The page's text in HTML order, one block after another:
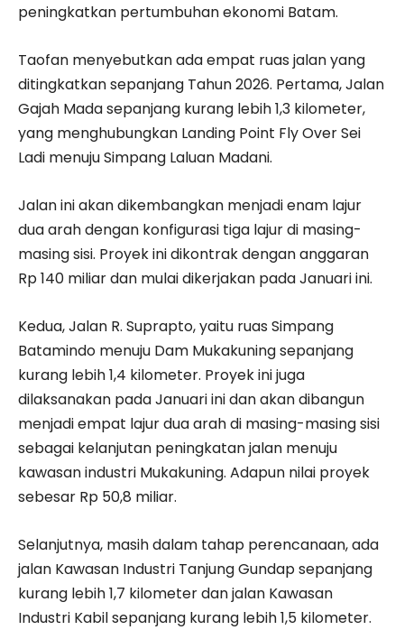
peningkatkan pertumbuhan ekonomi Batam.
Taofan menyebutkan ada empat ruas jalan yang
ditingkatkan sepanjang Tahun 2026. Pertama, Jalan
Gajah Mada sepanjang kurang lebih 1,3 kilometer,
yang menghubungkan Landing Point Fly Over Sei
Ladi menuju Simpang Laluan Madani.
Jalan ini akan dikembangkan menjadi enam lajur
dua arah dengan konfigurasi tiga lajur di masing-
masing sisi. Proyek ini dikontrak dengan anggaran
Rp 140 miliar dan mulai dikerjakan pada Januari ini.
Kedua, Jalan R. Suprapto, yaitu ruas Simpang
Batamindo menuju Dam Mukakuning sepanjang
kurang lebih 1,4 kilometer. Proyek ini juga
dilaksanakan pada Januari ini dan akan dibangun
menjadi empat lajur dua arah di masing-masing sisi
sebagai kelanjutan peningkatan jalan menuju
kawasan industri Mukakuning. Adapun nilai proyek
sebesar Rp 50,8 miliar.
Selanjutnya, masih dalam tahap perencanaan, ada
jalan Kawasan Industri Tanjung Gundap sepanjang
kurang lebih 1,7 kilometer dan jalan Kawasan
Industri Kabil sepanjang kurang lebih 1,5 kilometer.